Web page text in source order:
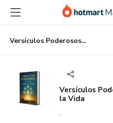
principal
página
de
página
Versículos Poderosos para Cada Área de la Vida
Versículos
la Vida
.